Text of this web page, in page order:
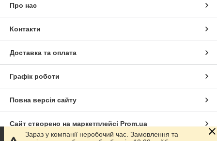
Про нас
Контакти
Доставка та оплата
Графік роботи
Повна версія сайту
Сайт створено на маркетплейсі Prom.ua
Зараз у компанії неробочий час. Замовлення та